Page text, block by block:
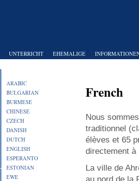
UNTERRICHT EHEMALIGE
ARABIC
BULGARIAN
BURMESE
CHINESE
CZECH
DANISH
DUTCH
ENGLISH
ESPERANTO
ESTONIAN
EWE
French
Nous
traditionnel
élèves et 65
directement à
La ville de
au nord de la